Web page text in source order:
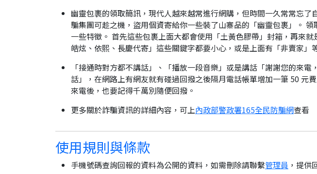
幽靈包裹的領取簡訊，現代人越來越常進行網購，但時間一久常常忘
騙集團可趁之機，盜用個資寄給你一些裝了山寨品的「幽靈包裹」。
一些特徵。 首先這些包裹上面大都會使用「土黃色膠帶」封箱，再來
皓炫、依熙、長慶代寄」這些關鍵字都要小心，或是上面有「非賣家
「接通時對方都不講話」、「播放一段音樂」或是講話「謝謝您的來
話」，在網路上有網友就有碰過回撥之後隔月電話帳單增加一筆 50 元
來電後，也要記得千萬別隨便回撥。
更多關於詐騙資訊的詳細內容，可上內政部警政署165全民防騙網查看
使用規則與條款
手機號碼查詢回報的資料為公開的資料，如需刪除請聯繫管理員 ，提供